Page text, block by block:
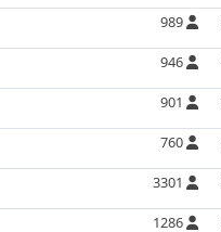
989
946
901
760
3301
1286